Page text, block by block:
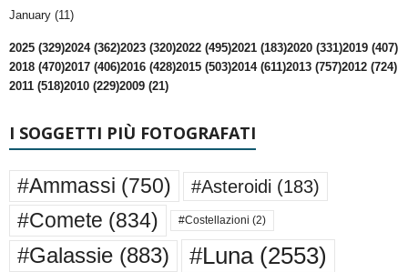
January (11)
2025 (329)2024 (362)2023 (320)2022 (495)2021 (183)2020 (331)2019 (407)
2018 (470)2017 (406)2016 (428)2015 (503)2014 (611)2013 (757)2012 (724)
2011 (518)2010 (229)2009 (21)
I SOGGETTI PIÙ FOTOGRAFATI
#Ammassi (750) #Asteroidi (183)
#Comete (834) #Costellazioni (2)
#Galassie (883) #Luna(2553)